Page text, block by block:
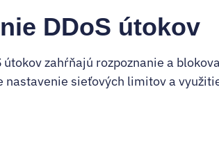
DDoS útokov
zahŕňajú rozpoznanie a
sieťových limitov a